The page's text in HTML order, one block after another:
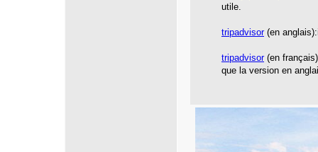
utile.
tripadvisor(en
tripadvisor(en
que la version en